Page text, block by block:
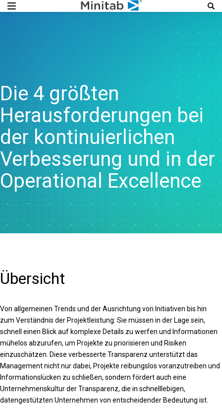
Die 4 größten
Herausforderungen bei
der kontinuierlichen
Verbesserung und in der
Operational Excellence
Übersicht
Von allgemeinen Trends und der Ausrichtung von Initiativen bis hin
zum Verständnis der Projektleistung: Sie müssen in der Lage sein,
schnell einen Blick auf komplexe Details zu werfen und Informationen
mühelos abzurufen, um Projekte zu priorisieren und Risiken
einzuschätzen. Diese verbesserte Transparenz unterstützt das
Management nicht nur dabei, Projekte reibungslos voranzutreiben und
Informationslücken zu schließen, sondern fördert auch eine
Unternehmenskultur der Transparenz, die in schnelllebigen,
datengestützten Unternehmen von entscheidender Bedeutung ist.